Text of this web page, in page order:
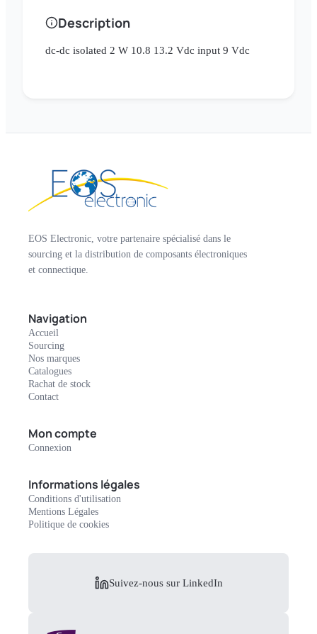
Description
dc-dc isolated 2 W 10.8 13.2 Vdc input 9 Vdc
EOS Electronic, votre partenaire spécialisé dans le
sourcing et la distribution de composants électroniques
et connectique.
Navigation
Accueil
Sourcing
Nos marques
Catalogues
Rachat de stock
Contact
Mon compte
Connexion
Informations légales
Conditions d'utilisation
Mentions Légales
Politique de cookies
Suivez-nous sur LinkedIn